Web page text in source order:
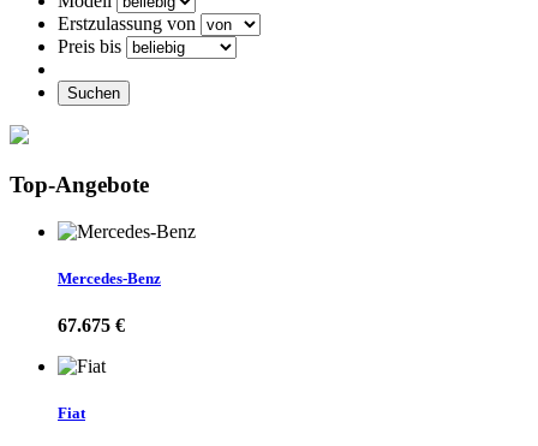
Erstzulassung von
Preis bis
Suchen
Top-Angebote
Mercedes-Benz
67.675 €
Fiat